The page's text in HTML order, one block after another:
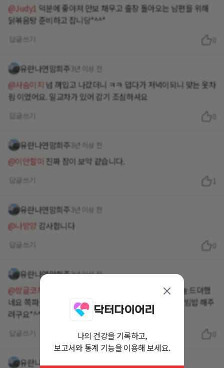
@Judy1 덕분에 좋아져 만보 채우고 출장 돌아오는 남편을 위해
닭볶음탕 준비하고 잡니당*^^*
유란나연맘희주 3년 이상 전
@사슴이지 넘 껴입고 나갔더니 ㅋㅋ 덥다가 저녁이되니 맞는 옷차
림 이였어요. 일교차가 있어 감기 조심하셔요
유란나연맘희주 3년 이상 전
@이안할미 진짜 잠이 보약 같습니다.
1
유란나연맘희주 3년 이상 전
@나방양 감사합니다
유란나연맘희주3년 이상 전
@방글코끼리630
정말 좋아하는데 자주 못해먹다가 오늘 드뎌했
네요 쪽파 경동시장들렀다가 사왔기에 양념해서 꼬막 비빔밥 해주
려구요*^^*
유란나연맘희주
나의 건강을 기록하고,
보고서와 통계 기능을 이용해 보세요.